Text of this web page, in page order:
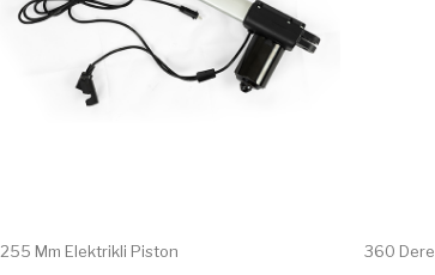
255 Mm Elektrikli Piston 360